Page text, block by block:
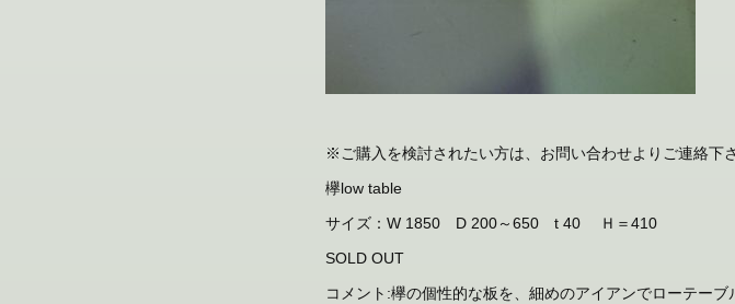
※ご購入を検討されたい方は、お問い合わせよりご連絡下さ
欅low table
サイズ：W 1850 D 200～650 t 40 Ｈ＝410
SOLD OUT
コメント:欅の個性的な板を、細めのアイアンでローテー